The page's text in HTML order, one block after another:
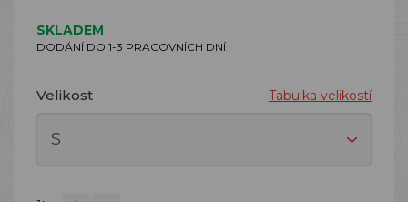
SKLADEM
DODÁNÍ DO 1-3 PRACOVNÍCH DNÍ
Velikost Tabulka velikostí